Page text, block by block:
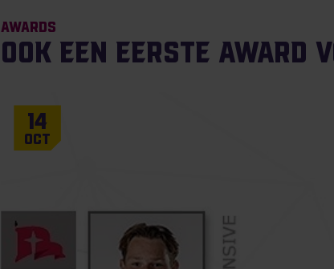
Awards
Ook een eerste award
14
Oct